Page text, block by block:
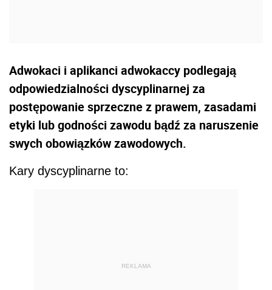
Adwokaci i aplikanci adwokaccy podlegają
odpowiedzialności dyscyplinarnej za
postępowanie sprzeczne z prawem, zasadami
etyki lub godności zawodu bądź za naruszenie
swych obowiązków zawodowych.
Kary dyscyplinarne to:
REKLAMA